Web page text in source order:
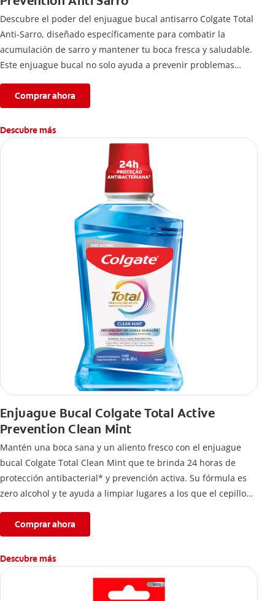
Descubre el poder del enjuague bucal antisarro Colgate Total
Anti-Sarro, diseñado específicamente para combatir la
acumulación de sarro y mantener tu boca fresca y saludable.
Este enjuague bucal no solo ayuda a prevenir problemas
Comprar ahora
Descubre más
Enjuague Bucal Colgate Total Active
Prevention Clean Mint
Mantén una boca sana y un aliento fresco con el enjuague
bucal Colgate Total Clean Mint que te brinda 24 horas de
protección antibacterial* y prevención activa. Su fórmula es
zero alcohol y te ayuda a limpiar lugares a los que el cepillo
Comprar ahora
Descubre más